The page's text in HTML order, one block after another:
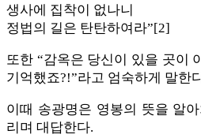
생사에 집착이 없나니
정법의 길은 탄탄하여라”[2]
또한 “감옥은 당신이 있을 곳이
기억했죠?!”라고 엄숙하게 말한
이때 송광명은 영봉의 뜻을 알
리며 대답한다.